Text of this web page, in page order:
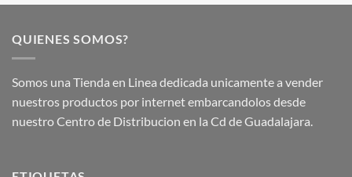
QUIENES SOMOS?
Somos una Tienda en Linea dedicada unicamente a vender
nuestros productos por internet embarcandolos desde
nuestro Centro de Distribucion en la Cd de Guadalajara.